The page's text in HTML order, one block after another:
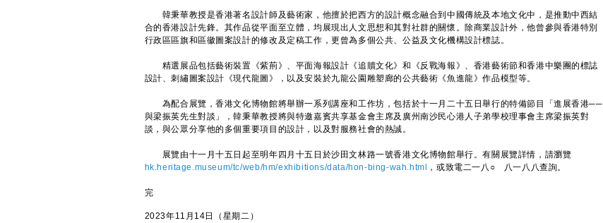
韓秉華教授是香港著名設計師及藝術家，他擅於把西方的設計概念融合到中國傳統及本地文化中，是推動中西結
合的香港設計先鋒。其作品從平面至立體，均展現出人文思想和其對社群的關懷。除商業設計外，他曾參與香港特別
行政區區旗和區徽圖案設計的修改及定稿工作，更曾為多個公共、公益及文化機構設計標誌。
精選展品包括藝術裝置《紫荊》、平面海報設計《追贖文化》和《反戰海報》、香港藝術節和香港中樂團的標誌
設計、刺繡圖案設計《現代龍圖》，以及安裝於九龍公園雕塑廊的公共藝術《魚進龍》作品模型等。
為配合展覽，香港文化博物館將舉辦一系列講座和工作坊，包括於十一月二十五日舉行的特備節目「進展香港──
與梁振英先生對談」，韓秉華教授將與特邀嘉賓共享基金會主席及廣州南沙民心港人子弟學校理事會主席梁振英對
談，與公眾分享他的多個重要項目的設計，以及對服務社會的熱誠。
展覽由十一月十五日起至明年四月十五日於沙田文林路一號香港文化博物館舉行。有關展覽詳情，請瀏覽
hk.heritage.museum/tc/web/hm/exhibitions/data/hon-bing-wah.html
，或致電二一八○ 八一八八查詢。
完
2023年11月14日（星期二）